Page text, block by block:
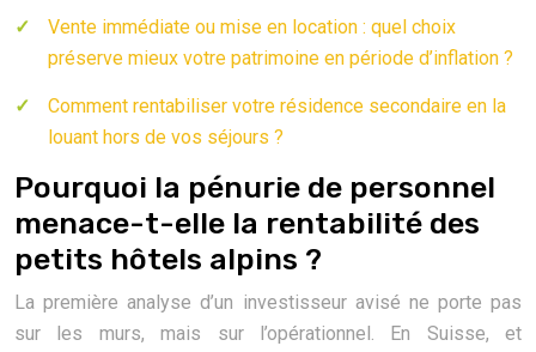
Vente immédiate ou mise en location : quel choix
préserve mieux votre patrimoine en période d’inflation ?
Comment rentabiliser votre résidence secondaire en la
louant hors de vos séjours ?
Pourquoi la pénurie de personnel
menace-t-elle la rentabilité des
petits hôtels alpins ?
La première analyse d’un investisseur avisé ne porte pas
sur les murs, mais sur l’opérationnel. En Suisse, et